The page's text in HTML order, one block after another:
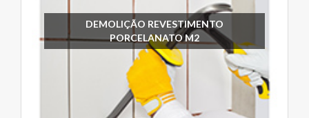
DEMOLIÇÃO REVESTIMENTO
PORCELANATO M2